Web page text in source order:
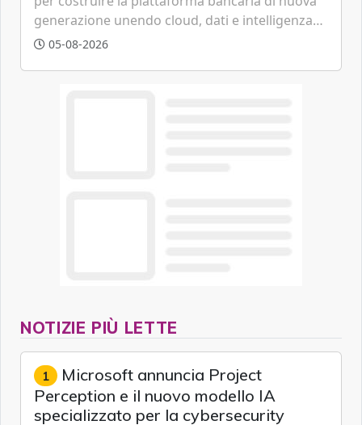
generazione unendo cloud, dati e intelligenza
artificiale.
05-08-2026
NOTIZIE PIÙ LETTE
1 Microsoft annuncia Project
Perception e il nuovo modello IA
specializzato per la cybersecurity